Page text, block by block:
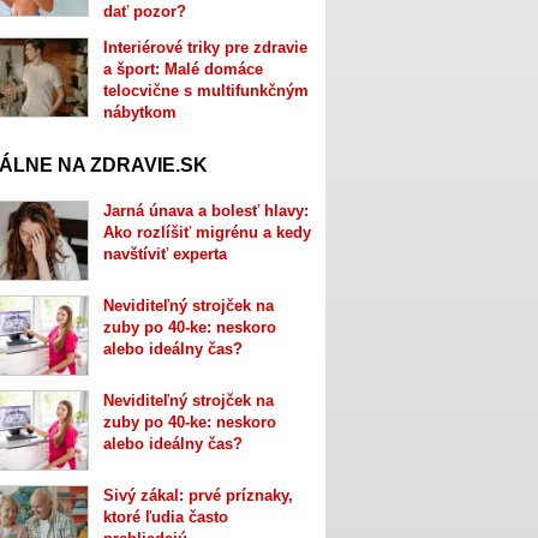
dať pozor?
Interiérové triky pre zdravie
a šport: Malé domáce
telocvične s multifunkčným
nábytkom
NA ZDRAVIE.SK
Jarná únava a bolesť hlavy:
Ako rozlíšiť migrénu a kedy
navštíviť experta
Neviditeľný strojček na
zuby po 40-ke: neskoro
alebo ideálny čas?
Neviditeľný strojček na
zuby po 40-ke: neskoro
alebo ideálny čas?
Sivý zákal: prvé príznaky,
ktoré ľudia často